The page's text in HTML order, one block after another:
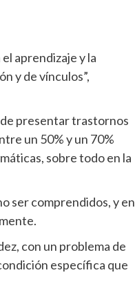
aprendizaje y la
y de vínculos”,
presentar trastornos
un 50% y un 70%
sobre todo en la
ser comprendidos, y en
con un problema de
específica que